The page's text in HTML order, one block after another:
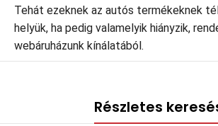
Tehát ezeknek az autós termékeknek
helyük, ha pedig valamelyik hiányzik,
webáruházunk kínálatából.
Részletes